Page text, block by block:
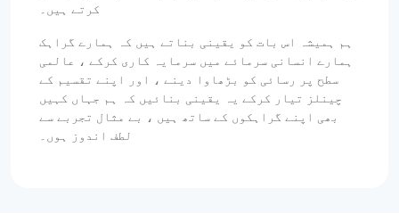
کرتے ہیں۔
ہم ہمیشہ اس بات کو یقینی بناتے ہیں کہ ہمارے گراہک
ہمارے انسانی سرمائے میں سرمایہ کاری کرکے ، عالمی
سطح پر رسائی کو بڑھاوا دینے ، اور اپنے تقسیم کے
چینلز تیار کرکے یہ یقینی بنائیں کہ ہم جہاں کہیں
بھی اپنے گراہکوں کے ساتھ ہیں ، بے مثال تجربے سے
لطف اندوز ہوں۔